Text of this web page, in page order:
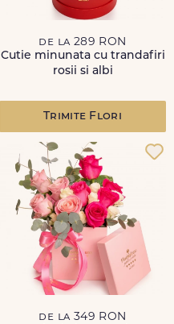
de la 289 RON
Cutie minunata cu trandafiri
rosii si albi
Trimite Flori
de la 349 RON